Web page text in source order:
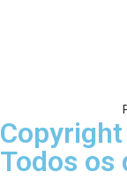
Todos os